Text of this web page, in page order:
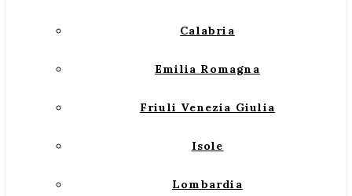
Calabria
Emilia Romagna
Friuli Venezia Giulia
Isole
Lombardia